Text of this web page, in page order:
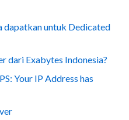
dapatkan untuk Dedicated
dari Exabytes Indonesia?
Your IP Address has